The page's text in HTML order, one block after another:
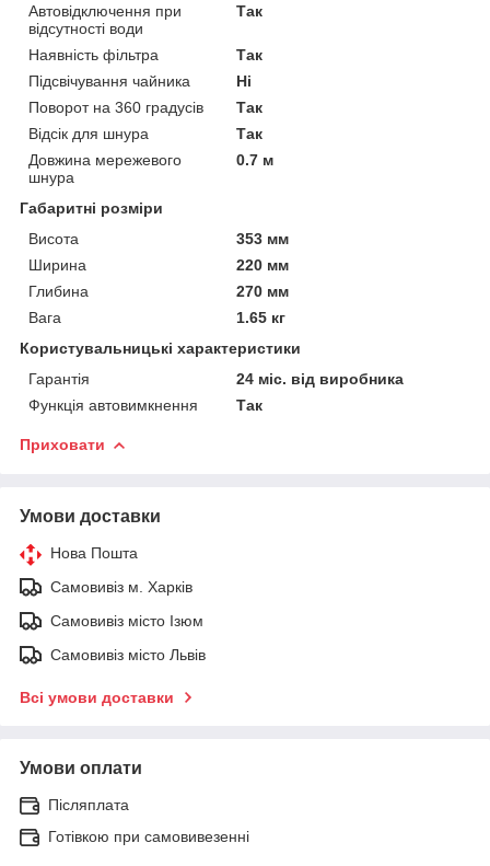
Автовідключення при
відсутності води
Так
Наявність фільтра
Так
Підсвічування чайника
Ні
Поворот на 360 градусів
Так
Відсік для шнура
Так
Довжина мережевого
шнура
0.7 м
Габаритні розміри
Висота
353 мм
Ширина
220 мм
Глибина
270 мм
Вага
1.65 кг
Користувальницькі характеристики
Гарантія
24 міс. від виробника
Функція автовимкнення
Так
Приховати
Умови доставки
Нова Пошта
Самовивіз м. Харків
Самовивіз місто Ізюм
Самовивіз місто Львів
Всі умови доставки
Умови оплати
Післяплата
Готівкою при самовивезенні